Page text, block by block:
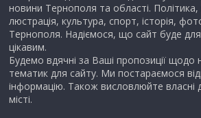
новини Тернополя та області. Політика,
люстрація, культура, спорт, історія,
Тернополя. Надіємося, що сайт буде
цікавим.
Будемо вдячні за Ваші пропозиції щодо
тематик для сайту. Ми постараємося
інформацію. Також висловлюйте власні
місті.